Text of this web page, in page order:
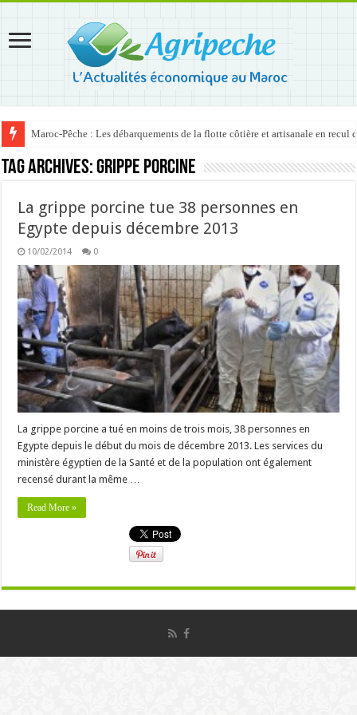
Maroc-Pêche : Les débarquements de la flotte côtière et artisanale en recul
Tag Archives:Grippe porcine
La grippe porcine tue 38 personnes en
Egypte depuis décembre 2013
10/02/2014 0
La grippe porcine a tué en moins de trois mois, 38 personnes en
Egypte depuis le début du mois de décembre 2013. Les services du
ministère égyptien de la Santé et de la population ont également
recensé durant la même …
Read More »